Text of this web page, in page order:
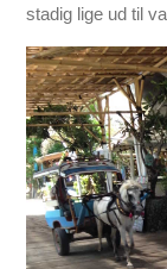
stadig lige ud til